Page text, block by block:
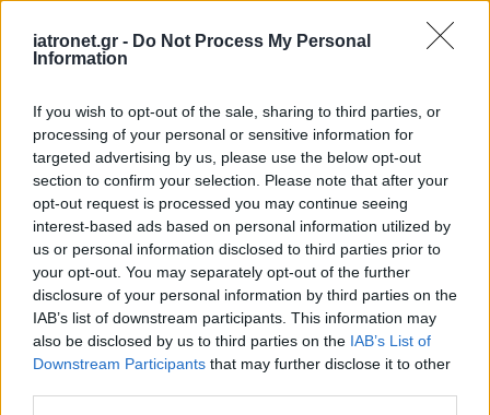
iatronet.gr - Do Not Process My Personal
Information
If you wish to opt-out of the sale, sharing to third parties, or
processing of your personal or sensitive information for
targeted advertising by us, please use the below opt-out
section to confirm your selection. Please note that after your
opt-out request is processed you may continue seeing
interest-based ads based on personal information utilized by
us or personal information disclosed to third parties prior to
your opt-out. You may separately opt-out of the further
disclosure of your personal information by third parties on the
IAB’s list of downstream participants. This information may
also be disclosed by us to third parties on the IAB’s List of
Downstream Participants that may further disclose it to other